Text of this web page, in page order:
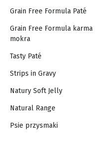
Grain Free Formula Paté
Grain Free Formula karma
mokra
Tasty Paté
Strips in Gravy
Natury Soft Jelly
Natural Range
Psie przysmaki